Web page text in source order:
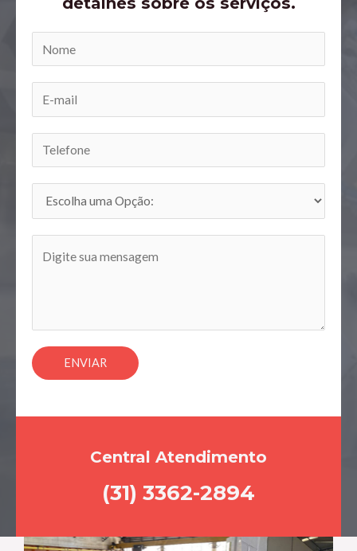
ENVIAR
Central Atendimento
(31) 3362-2894